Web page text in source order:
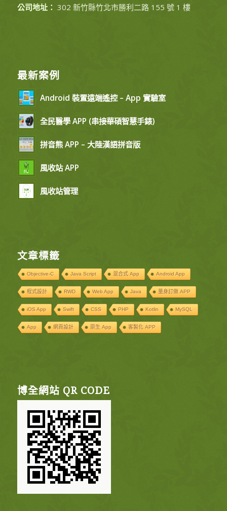
公司地址： 302 新竹縣竹北市勝利二路 155 號 1 樓
最新案例
Android 裝置遠端遙控 – App 實驗室
全民醫學 APP (串接華碩智慧手錶)
拼音熊 APP – 大陸漢語拼音版
風收站 APP
風收站管理
文章標籤
Objective-C Java Script 混合式 App Android App
程式設計 RWD Web App Java 量身訂做 APP
iOS App Swift CSS PHP Kotlin MySQL
App 網頁設計 原生 App 客製化 APP
博全網站 QR CODE